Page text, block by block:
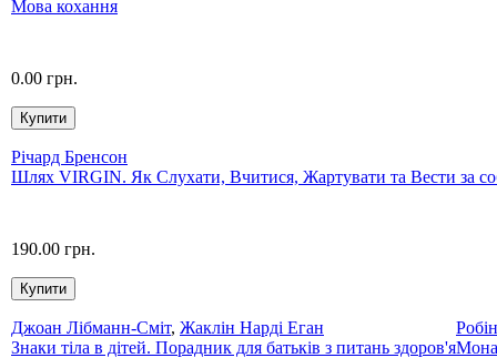
Мова кохання
0.00 грн.
Річард Бренсон
Шлях VIRGIN. Як Слухати, Вчитися, Жартувати та Вести за
190.00 грн.
Джоан Лібманн-Сміт, Жаклін Нарді Еган
Знаки тіла в дітей. Порадник для батьків з питань здоров'я